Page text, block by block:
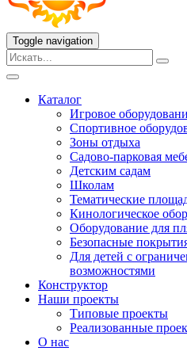
Оборудование для ГТО
Информационные стойки
Ограждения
Безопасные покрытия
Игровые комплексы от 5
Горки
Игровые элементы
Качели балансирные
Качалки на пружине
Качели
Песочницы
Песочные городки
Детские столики и
Домики-беседки
Теневые навесы и сцены
Развивающие игровые
ПДД для детей
Спортивное оборудование
Кинологическое
Оборудование для пляжа
Toggle navigation
Каталог
Игровое
Спортивное
Зоны отдыха
Садово-парковая
Детским садам
Школам
Тематические
Кинологическое
Оборудование для
Безопасные
Для детей с
возможностями
Конструктор
Наши проекты
Типовые проекты
Реализованные
О нас